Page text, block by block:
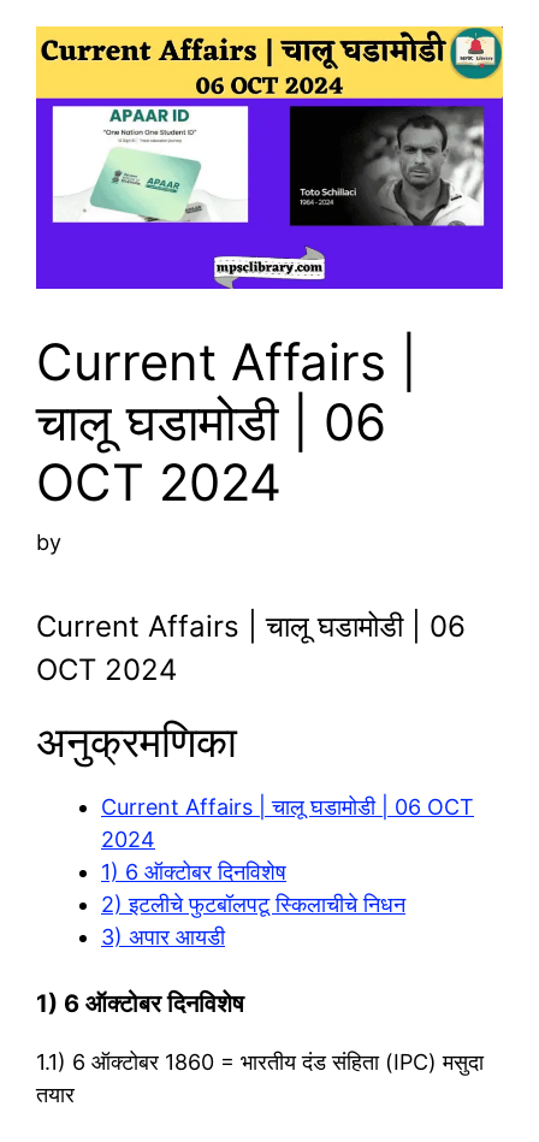
Current Affairs |
चालू घडामोडी | 06
OCT 2024
by
Current Affairs | चालू घडामोडी | 06
OCT 2024
अनुक्रमणिका
Current Affairs | चालू घडामोडी | 06 OCT
2024
1) 6 ऑक्टोबर दिनविशेष
2) इटलीचे फुटबॉलपटू स्किलाचीचे निधन
3) अपार आयडी
1) 6 ऑक्टोबर दिनविशेष
1.1) 6 ऑक्टोबर 1860 = भारतीय दंड संहिता (IPC) मसुदा
तयार